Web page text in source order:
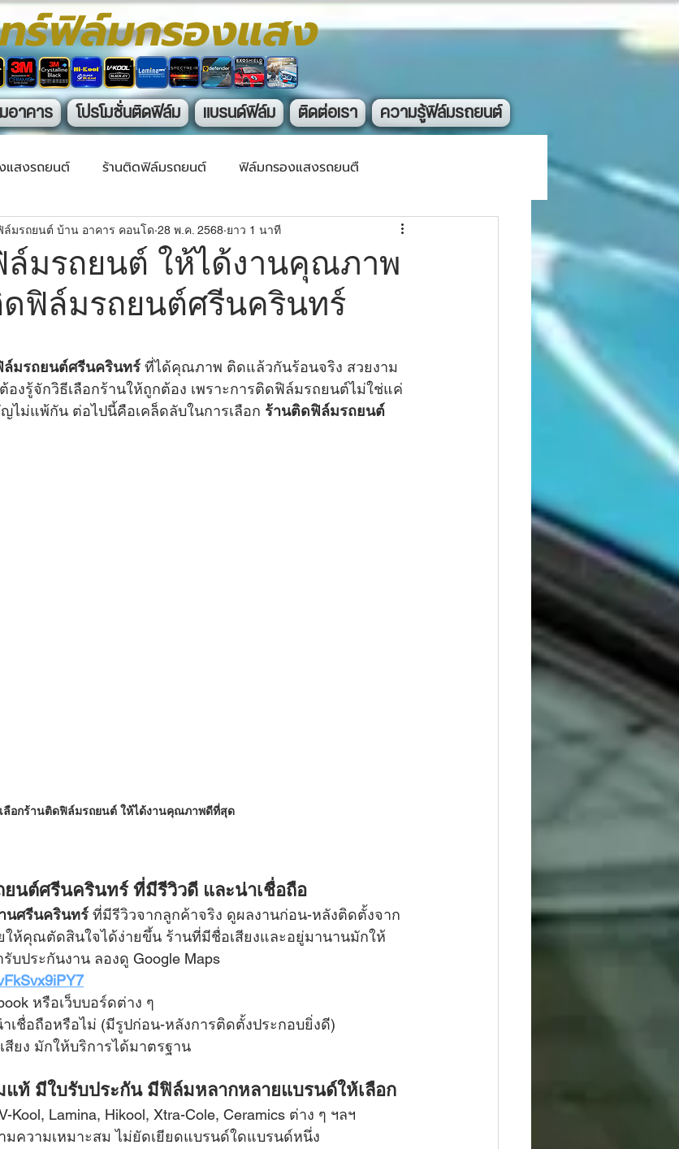
ร์ฟิล์มกรองแสง
าคาร โปรโมชั่นติดฟิล์ม แบรนด์ฟิล์ม ติดต่อเรา ความรู้ฟิล์มรถยนต์
แสงรถยนต์ ร้านติดฟิล์มรถยนต์ ฟิล์มกรองแสงรถยนตื
ล์มรถยนต์ ให้ได้งานคุณภาพ
ฟิล์มรถยนต์ศรีนครินทร์
มรถยนต์ บ้าน อาคาร คอนโด 28 พ.ค. 2568 ยาว 1 นาที
มรถยนต์ศรีนครินทร์ ที่ได้คุณภาพ ติดแล้วกันร้อนจริง สวยงาม
องรู้จักวิธีเลือกร้านให้ถูกต้อง เพราะการติดฟิล์มรถยนต์ไม่ใช่แค่
ไม่แพ้กัน ต่อไปนี้คือเคล็ดลับในการเลือก ร้านติดฟิล์มรถยนต์
เลือกร้านติดฟิล์มรถยนต์ ให้ได้งานคุณภาพดีที่สุด
ยนต์ศรีนครินทร์ ที่มีรีวิวดี และน่าเชื่อถือ
นศรีนครินทร์ ที่มีรีวิวจากลูกค้าจริง ดูผลงานก่อน-หลังติดตั้งจาก
ให้คุณตัดสินใจได้ง่ายขึ้น ร้านที่มีชื่อเสียงและอยู่มานานมักให้
บประกันงาน ลองดู Google Maps
หรือเว็บบอร์ดต่าง ๆ
เชื่อถือหรือไม่ (มีรูปก่อน-หลังการติดตั้งประกอบยิ่งดี)
ยง มักให้บริการได้มาตรฐาน
แท้ มีใบรับประกัน มีฟิล์มหลากหลายแบรนด์ให้เลือก
Lamina, Hikool, Xtra-Cole, Ceramics ต่าง ๆ ฯลฯ
ความเหมาะสม ไม่ยัดเยียดแบรนด์ใดแบรนด์หนึ่ง